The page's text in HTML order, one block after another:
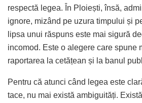
respectă legea. În Ploiești, însă,
ignore, mizând pe uzura timpului și
lipsa unui răspuns este mai sigură
incomod. Este o alegere care spune
raportarea la cetățean și la banul
Pentru că atunci când legea este
tace, nu mai există ambiguități.